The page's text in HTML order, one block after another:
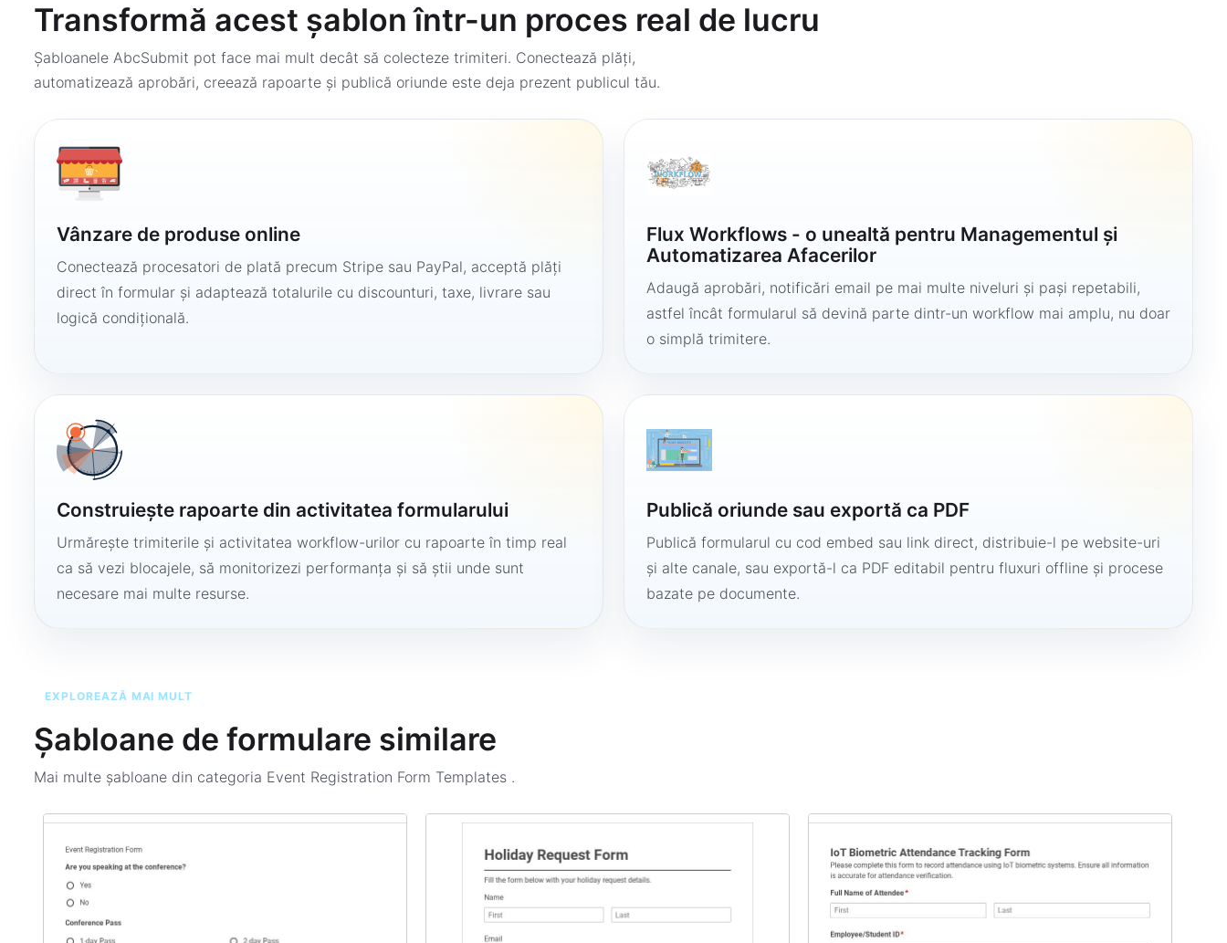
Transformă acest șablon într-un proces real de lucru
Șabloanele AbcSubmit pot face mai mult decât să colecteze trimiteri. Conectează plăți,
automatizează aprobări, creează rapoarte și publică oriunde este deja prezent publicul tău.
Vânzare de produse online
Conectează procesatori de plată precum Stripe sau PayPal, acceptă plăți
direct în formular și adaptează totalurile cu discounturi, taxe, livrare sau
logică condițională.
Flux Workflows - o unealtă pentru Managementul și
Automatizarea Afacerilor
Adaugă aprobări, notificări email pe mai multe niveluri și pași repetabili,
astfel încât formularul să devină parte dintr-un workflow mai amplu, nu doar
o simplă trimitere.
Construiește rapoarte din activitatea formularului
Urmărește trimiterile și activitatea workflow-urilor cu rapoarte în timp real
ca să vezi blocajele, să monitorizezi performanța și să știi unde sunt
necesare mai multe resurse.
Publică oriunde sau exportă ca PDF
Publică formularul cu cod embed sau link direct, distribuie-l pe website-uri
și alte canale, sau exportă-l ca PDF editabil pentru fluxuri offline și procese
bazate pe documente.
EXPLOREAZĂ MAI MULT
Șabloane de formulare similare
Mai multe șabloane din categoria Event Registration Form Templates .